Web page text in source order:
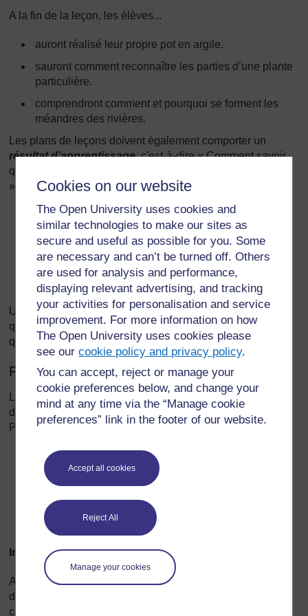
Cookies on our website
The Open University uses cookies and
similar technologies to make our sites as
secure and useful as possible for you. Some
are necessary and can’t be turned off. Others
are used for analysis and performance,
displaying relevant advertising, and tracking
your activities for personalisation and service
improvement. For more information on how
The Open University uses cookies please
see ourcookie policy and privacy policy.
You can accept, reject or manage your
cookie preferences below, and change your
mind at any time via the “Manage cookie
preferences” link in the footer of our website.
Accept all cookies
Reject All
Manage your cookies
A la fin de la leçon, les élèves...
auront réalisé leur propre pot en argile.
sauront comment reconnaître les parties d’une plante
particulière.
comprendront comment et pourquoi se forment les
méandres des rivières.
Les plans de leçons doivent également comporter un
résultat d’apprentissage, c'est-à-dire « Comment savoir
que les élèves ont atteint les objectifs que je leur ai fixés ?
» Par exemple :
Les pots sont-ils terminés ?
De quelles manières pourrai-je juger ce qu’ils savent
à propos de la plante ?
Comment vais-je mesurer leur compréhension à
propos des méandres ?
Une leçon réussie montrera que vous pouvez évaluer ce
que vos élèves ont réalisé et que vous et eux savez ce
qu’ils devront faire ensuite.
Préparer les leçons
La préparation des leçons se concentre sur ce que vous
devez faire pour obtenir les résultats d’apprentissage.
Pensez à préparer vos leçons en trois parties. Les voici :
Introduction
Corps de la leçon
Contrôle de l’assimilation (souvent appelé « session
plénière ») durant lequel vous et vos élèves feront le
point sur ce qui a été appris.
Introduction
Au début d’une leçon, expliquez vos objectifs
d’apprentissage de manière à ce que vos élèves
comprennent et sachent exactement ce que vous attendez